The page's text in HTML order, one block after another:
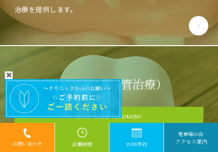
お問い合わせ 診療時間 WEB予約
駐車場65台
アクセス案内
治療を提供します。
根の治療（根管治療）
ROOT CANAL TREATMENT
マイクロスコープなど最新設備を活用し、細菌感染を防ぎ